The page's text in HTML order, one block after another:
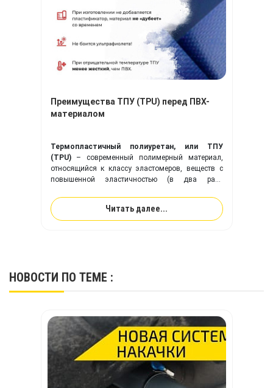
Преимущества ТПУ (TPU) перед ПВХ-
материалом
Термопластичный полиуретан, или ТПУ
(TPU)– современный полимерный материал,
относящийся к классу эластомеров, веществ с
повышенной эластичностью (в два раза
идеально подходит для изготовления надувного
оборудования, и превосходит привычную ПВХ-
ткань по многим ключевым показателям.
Читать далее...
НОВОСТИ ПО ТЕМЕ :